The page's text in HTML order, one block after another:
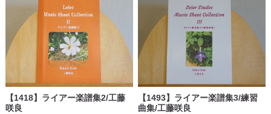
【1418】ライアー楽譜集2/工藤
咲良
【1493】ライアー楽譜集3/練習
曲集/工藤咲良